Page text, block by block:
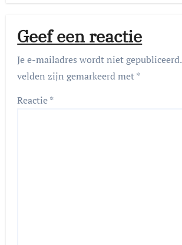
Geef een reactie
Je e-mailadres wordt niet gepubliceerd.
velden zijn gemarkeerd met*
Reactie*